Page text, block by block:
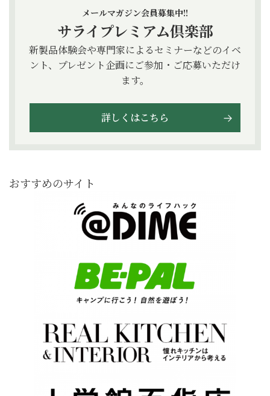
メールマガジン会員募集中!!
サライプレミアム倶楽部
新製品体験会や専門家によるセミナーなどのイベ
ント、プレゼント企画にご参加・ご応募いただけ
ます。
詳しくはこちら
おすすめのサイト